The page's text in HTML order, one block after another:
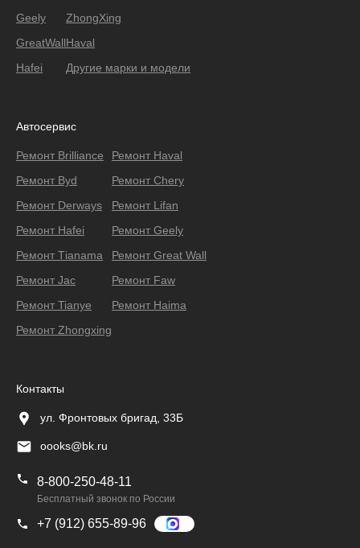
Geely
GreatWall
Hafei
ZhongXing
Haval
Другие марки и модели
Автосервис
Ремонт Brilliance
Ремонт Byd
Ремонт Derways
Ремонт Hafei
Ремонт Тianama
Ремонт Jac
Ремонт Tianye
Ремонт Zhongxing
Ремонт Haval
Ремонт Chery
Ремонт Lifan
Ремонт Geely
Ремонт Great Wall
Ремонт Faw
Ремонт Haima
Контакты
ул. Фронтовых бригад, 33Б
oooks@bk.ru
8-800-250-48-11
Бесплатный звонок по России
+7 (912) 655-89-96